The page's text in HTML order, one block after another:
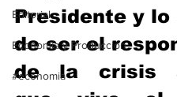
Editorial
Economía y Producción
#economia
Presidente y lo
de ser el
de la crisis